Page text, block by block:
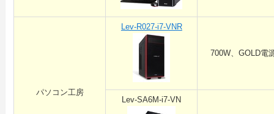
パソコン工房
Lev-R027-i7-VNR
700W、GOLD電
Lev-SA6M-i7-VN